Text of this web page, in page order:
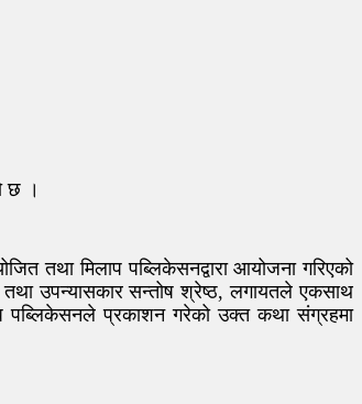
छ ।
तथा मिलाप पब्लिकेसनद्वारा आयोजना गरिएको
तथा उपन्यासकार सन्तोष श्रेष्ठ, लगायतले एकसाथ
पब्लिकेसनले प्रकाशन गरेको उक्त कथा संग्रहमा